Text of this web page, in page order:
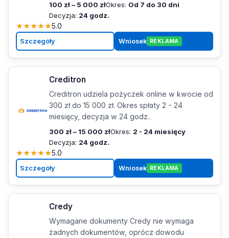
100 zł – 5 000 złOkres: Od 7 do 30 dni
Decyzja: 24 godz.
★★★★★5.0
Szczegóły Wniosek REKLAMA
Creditron
Creditron udziela pożyczek online w kwocie od
300 zł do 15 000 zł. Okres spłaty 2 - 24
miesięcy, decyzja w 24 godz..
300 zł – 15 000 złOkres: 2 - 24 miesięcy
Decyzja: 24 godz.
★★★★★5.0
Szczegóły Wniosek REKLAMA
Credy
Wymagane dokumenty Credy nie wymaga
żadnych dokumentów, oprócz dowodu